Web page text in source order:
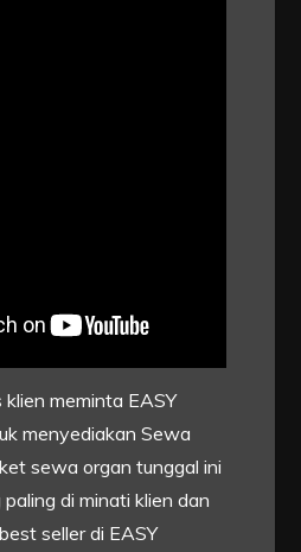
meminta EASY
menyediakan Sewa
sewa organ tunggal ini
di minati klien dan
seller di EASY